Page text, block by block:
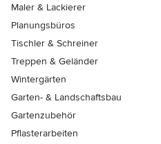
Maler & Lackierer
Planungsbüros
Tischler & Schreiner
Treppen & Geländer
Wintergärten
Garten- & Landschaftsbau
Gartenzubehör
Pflasterarbeiten